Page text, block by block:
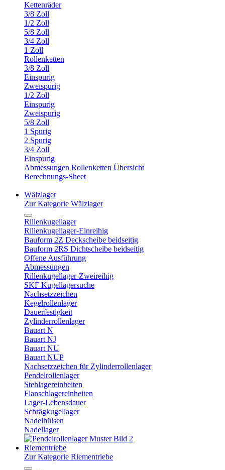
Kettenräder
3/8 Zoll
1/2 Zoll
5/8 Zoll
3/4 Zoll
1 Zoll
Rollenketten
3/8 Zoll
Einspurig
Zweispurig
1/2 Zoll
Einspurig
Zweispurig
5/8 Zoll
1 Spurig
2 Spurig
3/4 Zoll
Einspurig
Abmessungen Rollenketten Übersicht
Berechnungs-Sheet
Wälzlager
Zur Kategorie Wälzlager
Rillenkugellager
Rillenkugellager-Einreihig
Bauform 2Z Deckscheibe beidseitig
Bauform 2RS Dichtscheibe beidseitig
Offene Ausführung
Abmessungen
Rillenkugellager-Zweireihig
SKF Kugellagersuche
Nachsetzzeichen
Kegelrollenlager
Dauerfestigkeit
Zylinderrollenlager
Bauart N
Bauart NJ
Bauart NU
Bauart NUP
Nachsetzzeichen für Zylinderrollenlager
Pendelrollenlager
Stehlagereinheiten
Flanschlagereinheiten
Lager-Lebensdauer
Schrägkugellager
Nadelhülsen
Nadellager
Riementriebe
Zur Kategorie Riementriebe